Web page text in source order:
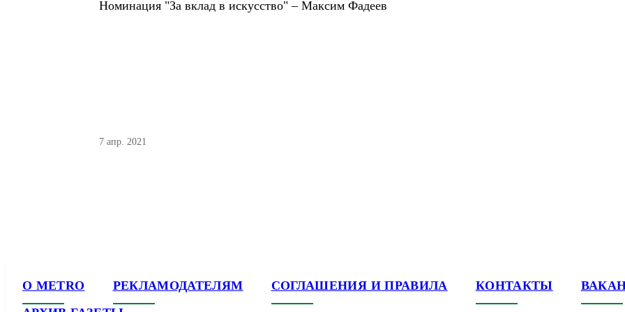
Номинация "За вклад в искусство" – Максим Фадеев
7 апр. 2021
О METRO РЕКЛАМОДАТЕЛЯМ СОГЛАШЕНИЯ И ПРАВИЛА КОНТАКТЫ